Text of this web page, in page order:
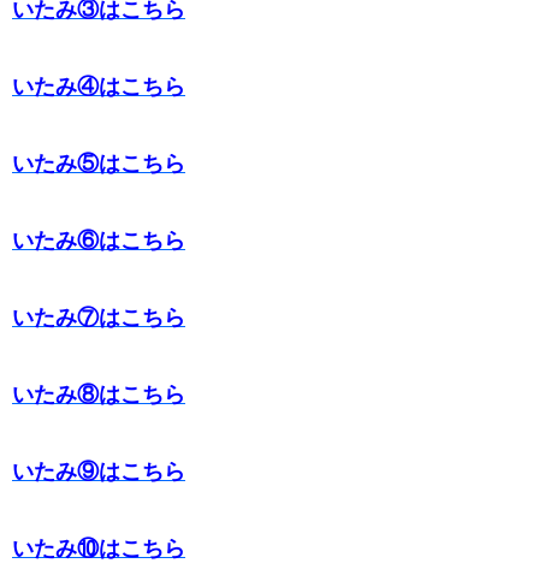
いたみ③はこちら
いたみ④はこちら
いたみ⑤はこちら
いたみ⑥はこちら
いたみ⑦はこちら
いたみ⑧はこちら
いたみ⑨はこちら
いたみ⑩はこちら